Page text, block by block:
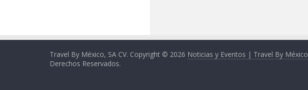
Travel By México, SA CV. Copyright © 2026 Noticias y Eventos | Travel By México
Derechos Reservados.